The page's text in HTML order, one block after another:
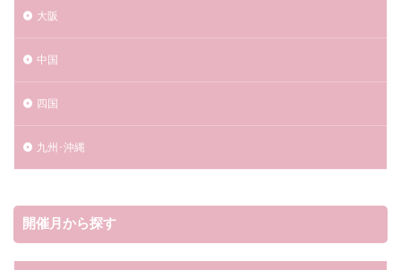
大阪
中国
四国
九州･沖縄
開催月から探す